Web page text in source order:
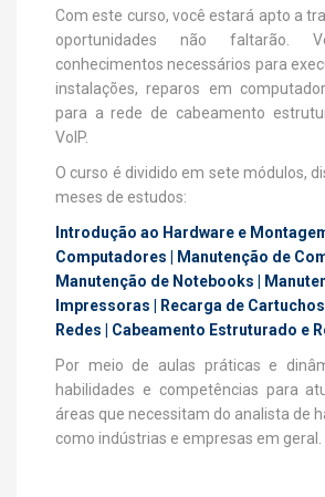
Com este curso, você estará apto a
oportunidades não faltarão.
conhecimentos necessários para
instalações, reparos em
para a rede de cabeamento
VoIP.
O curso é dividido em sete módulos,
meses de estudos:
Introdução ao Hardware e
Computadores | Manutenção de
Manutenção de Notebooks |
Impressoras | Recarga de
Redes | Cabeamento Estruturado e
Por meio de aulas práticas e
habilidades e competências para
áreas que necessitam do analista de
como indústrias e empresas em geral.